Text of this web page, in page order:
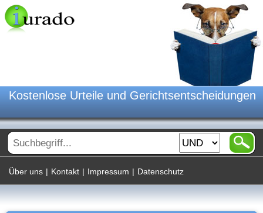
Kostenlose Urteile und Gerichtsentscheidungen
Über uns | Kontakt | Impressum | Datenschutz